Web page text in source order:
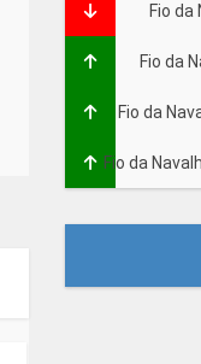
Fio da
Fio da
Fio da
Fio da